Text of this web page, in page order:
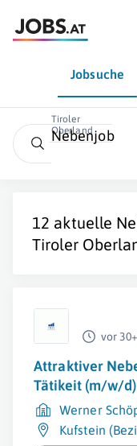
Jobsuche
Tiroler
Oberland
Nebenjob
12 aktuelle
Tiroler
vor
Attraktiver
Tätikeit (m/w/d)
Werner
Kufstein